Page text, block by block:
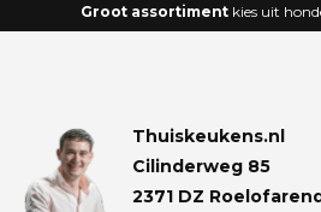
Groot assortiment kies uit
Thuiskeukens.nl
Cilinderweg 85
2371 DZ